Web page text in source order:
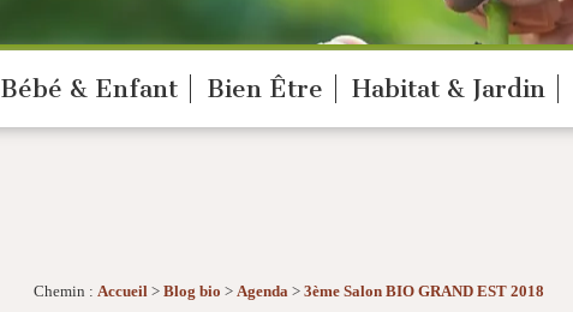
Bébé & Enfant Bien Être Habitat & Jardin
Chemin : Accueil> Blog bio > Agenda> 3ème Salon BIO GRAND EST 2018